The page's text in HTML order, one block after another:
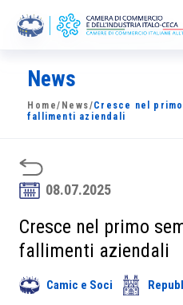
La Camera
News
Sviluppo Mercato
Soci
Partner
Progetti
News
Home/ News/Cresce nel
fallimenti aziendali
08.07.2025
Cresce nel primo
fallimenti aziendali
Camic e Soci